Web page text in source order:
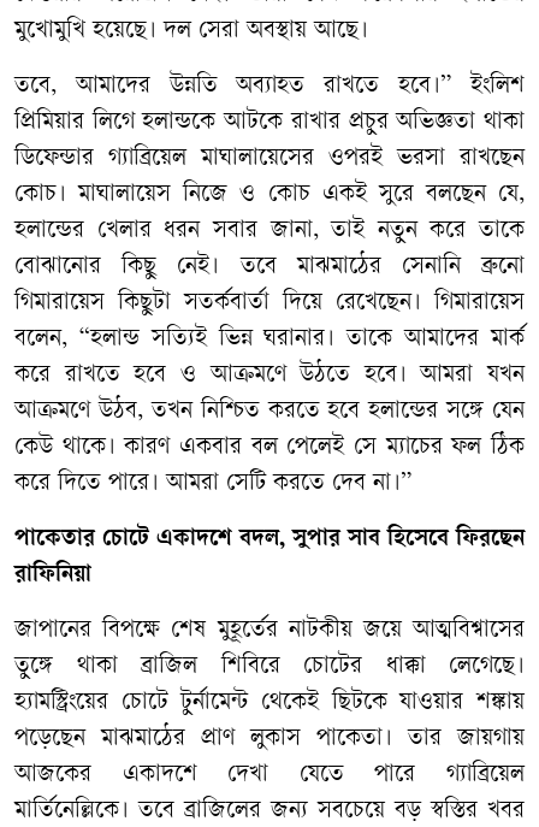
মুখোমুখি হয়েছে। দল সেরা অবস্থায় আছে।
তবে, আমাদের উন্নতি অব্যাহত রাখতে হবে।” ইংলিশ
প্রিমিয়ার লিগে হলান্ডকে আটকে রাখার প্রচুর অভিজ্ঞতা থাকা
ডিফেন্ডার গ্যাব্রিয়েল মাঘালায়েসের ওপরই ভরসা রাখছেন
কোচ। মাঘালায়েস নিজে ও কোচ একই সুরে বলছেন যে,
হলান্ডের খেলার ধরন সবার জানা, তাই নতুন করে তাকে
বোঝানোর কিছু নেই। তবে মাঝমাঠের সেনানি ব্রুনো
গিমারায়েস কিছুটা সতর্কবার্তা দিয়ে রেখেছেন। গিমারায়েস
বলেন, “হলান্ড সত্যিই ভিন্ন ঘরানার। তাকে আমাদের মার্ক
করে রাখতে হবে ও আক্রমণে উঠতে হবে। আমরা যখন
আক্রমণে উঠব, তখন নিশ্চিত করতে হবে হলান্ডের সঙ্গে যেন
কেউ থাকে। কারণ একবার বল পেলেই সে ম্যাচের ফল ঠিক
করে দিতে পারে। আমরা সেটি করতে দেব না।”
পাকেতার চোটে একাদশে বদল, সুপার সাব হিসেবে ফিরছেন
রাফিনিয়া
জাপানের বিপক্ষে শেষ মুহূর্তের নাটকীয় জয়ে আত্মবিশ্বাসের
তুঙ্গে থাকা ব্রাজিল শিবিরে চোটের ধাক্কা লেগেছে।
হ্যামস্ট্রিংয়ের চোটে টুর্নামেন্ট থেকেই ছিটকে যাওয়ার শঙ্কায়
পড়েছেন মাঝমাঠের প্রাণ লুকাস পাকেতা। তার জায়গায়
আজকের একাদশে দেখা যেতে পারে গ্যাব্রিয়েল
মার্তিনেল্লিকে। তবে ব্রাজিলের জন্য সবচেয়ে বড় স্বস্তির খবর